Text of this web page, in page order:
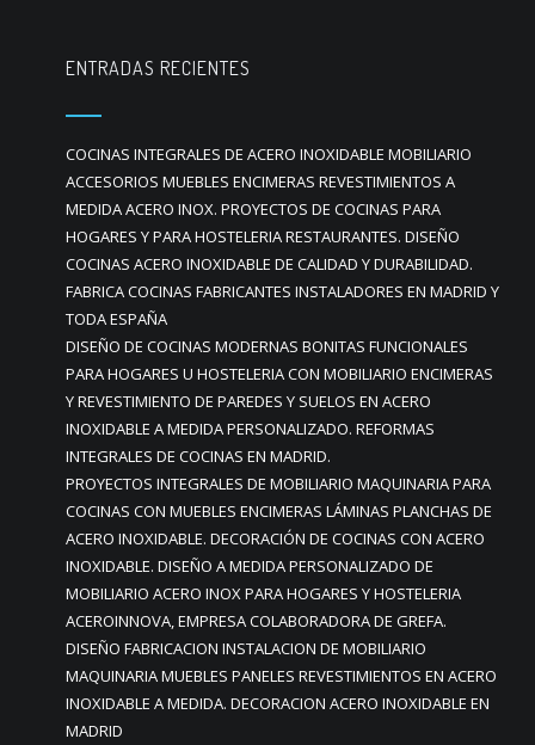
ENTRADAS RECIENTES
COCINAS INTEGRALES DE ACERO INOXIDABLE MOBILIARIO
ACCESORIOS MUEBLES ENCIMERAS REVESTIMIENTOS A
MEDIDA ACERO INOX. PROYECTOS DE COCINAS PARA
HOGARES Y PARA HOSTELERIA RESTAURANTES. DISEÑO
COCINAS ACERO INOXIDABLE DE CALIDAD Y DURABILIDAD.
FABRICA COCINAS FABRICANTES INSTALADORES EN MADRID Y
TODA ESPAÑA
DISEÑO DE COCINAS MODERNAS BONITAS FUNCIONALES
PARA HOGARES U HOSTELERIA CON MOBILIARIO ENCIMERAS
Y REVESTIMIENTO DE PAREDES Y SUELOS EN ACERO
INOXIDABLE A MEDIDA PERSONALIZADO. REFORMAS
INTEGRALES DE COCINAS EN MADRID.
PROYECTOS INTEGRALES DE MOBILIARIO MAQUINARIA PARA
COCINAS CON MUEBLES ENCIMERAS LÁMINAS PLANCHAS DE
ACERO INOXIDABLE. DECORACIÓN DE COCINAS CON ACERO
INOXIDABLE. DISEÑO A MEDIDA PERSONALIZADO DE
MOBILIARIO ACERO INOX PARA HOGARES Y HOSTELERIA
ACEROINNOVA, EMPRESA COLABORADORA DE GREFA.
DISEÑO FABRICACION INSTALACION DE MOBILIARIO
MAQUINARIA MUEBLES PANELES REVESTIMIENTOS EN ACERO
INOXIDABLE A MEDIDA. DECORACION ACERO INOXIDABLE EN
MADRID